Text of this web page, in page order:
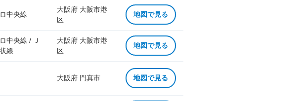
中央線
大阪府 大阪市港
区
地図で見る
中央線 / Ｊ
線
大阪府 大阪市港
区
地図で見る
大阪府 門真市 地図で見る